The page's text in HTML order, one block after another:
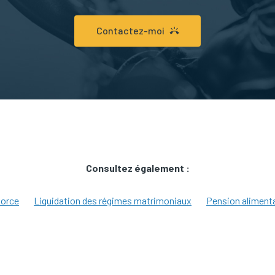
Contactez-moi
Consultez également :
Liquidation des régimes matrimoniaux Pension